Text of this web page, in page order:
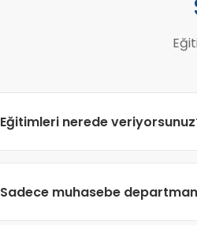
Eğitimleri nerede
üzerinden
Sadece muhasebe